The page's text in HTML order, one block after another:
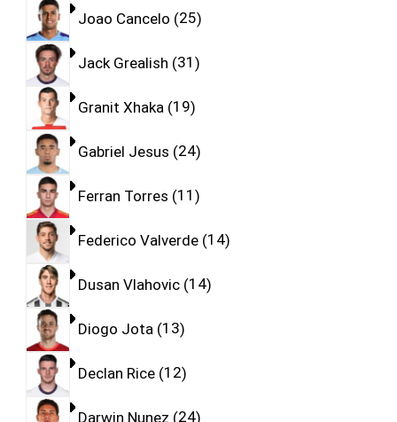
Joao Cancelo 25
Jack Grealish 31
Granit Xhaka 19
Gabriel Jesus 24
Ferran Torres 11
Federico Valverde 14
Dusan Vlahovic 14
Diogo Jota 13
Declan Rice 12
Darwin Nunez 24